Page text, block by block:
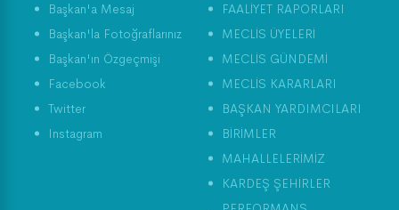
Başkan'a Mesaj
Başkan'la Fotoğraflarınız
Başkan'ın Özgeçmişi
Facebook
Twitter
Instagram
FAALİYET RAPORLARI
MECLİS ÜYELERİ
MECLİS GÜNDEMİ
MECLİS KARARLARI
BAŞKAN YARDIMCILARI
BİRİMLER
MAHALLELERİMİZ
KARDEŞ ŞEHİRLER